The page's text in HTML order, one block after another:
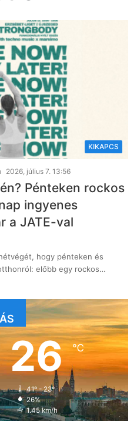
KIKAPCS
2026, július 7. 13:56
Pénteken rockos
ingyenes
a JATE-val
hogy pénteken és
előbb egy rockos…
26℃
41º - 23º
26%
1.45 km/h